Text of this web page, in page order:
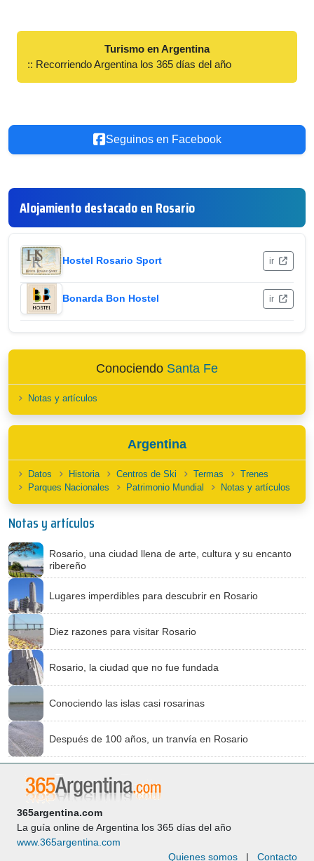
Turismo en Argentina
:: Recorriendo Argentina los 365 días del año
Seguinos en Facebook
Alojamiento destacado en Rosario
Hostel Rosario Sport ir
Bonarda Bon Hostel ir
Conociendo Santa Fe
Notas y artículos
Argentina
Datos Historia Centros de Ski Termas
Trenes
Parques Nacionales
Patrimonio Mundial Notas y artículos
Notas y artículos
Rosario, una ciudad llena de arte, cultura y su encanto
ribereño
Lugares imperdibles para descubrir en Rosario
Diez razones para visitar Rosario
Rosario, la ciudad que no fue fundada
Conociendo las islas casi rosarinas
Después de 100 años, un tranvía en Rosario
365argentina.com
La guía online de Argentina los 365 días del año
www.365argentina.com
Quienes somos | Contacto